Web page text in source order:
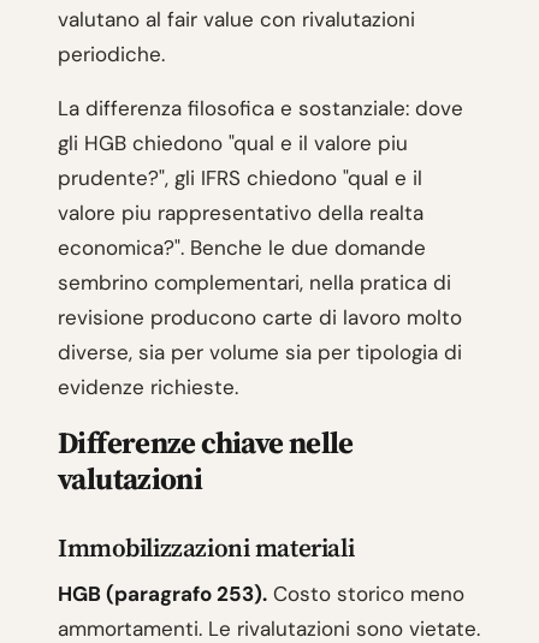
valutano al fair value con rivalutazioni
periodiche.
La differenza filosofica e sostanziale: dove
gli HGB chiedono "qual e il valore piu
prudente?", gli IFRS chiedono "qual e il
valore piu rappresentativo della realta
economica?". Benche le due domande
sembrino complementari, nella pratica di
revisione producono carte di lavoro molto
diverse, sia per volume sia per tipologia di
evidenze richieste.
Differenze chiave nelle
valutazioni
Immobilizzazioni materiali
HGB (paragrafo 253). Costo storico meno
ammortamenti. Le rivalutazioni sono vietate.